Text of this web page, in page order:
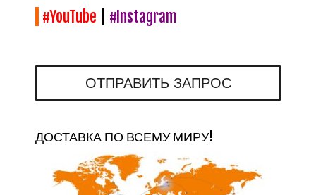
#YouTube #Instagram
ОТПРАВИТЬ ЗАПРОС
ДОСТАВКА ПО ВСЕМУ МИРУ!